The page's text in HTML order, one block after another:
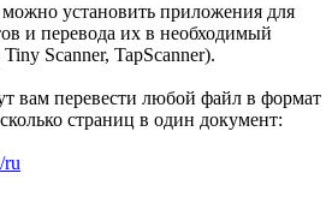
установить приложения для
и перевода их в необходимый
Scanner, TapScanner).
вам перевести любой файл в формат
страниц в один документ:
ru